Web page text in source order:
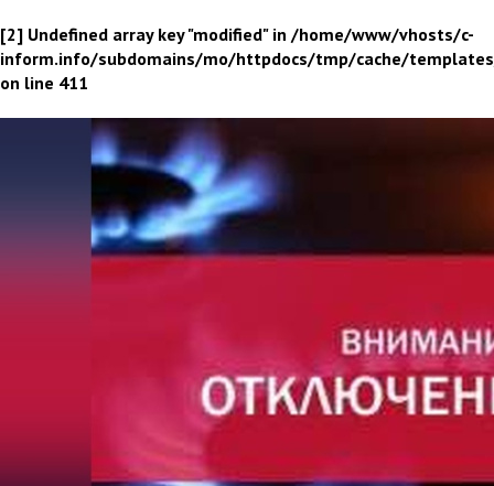
[2] Undefined array key "modified" in /home/www/vhosts/c-
inform.info/subdomains/mo/httpdocs/tmp/cache/
on line 411